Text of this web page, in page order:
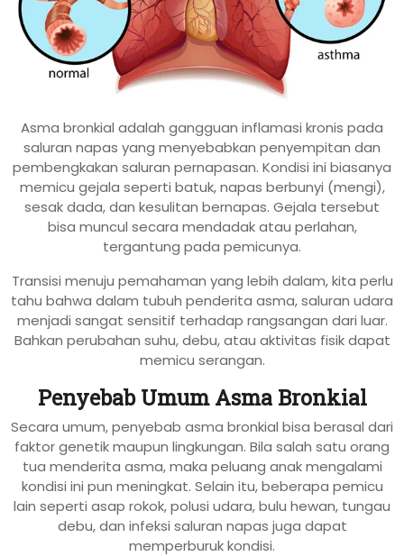
Asma bronkial adalah gangguan inflamasi kronis pada
saluran napas yang menyebabkan penyempitan dan
pembengkakan saluran pernapasan. Kondisi ini biasanya
memicu gejala seperti batuk, napas berbunyi (mengi),
sesak dada, dan kesulitan bernapas. Gejala tersebut
bisa muncul secara mendadak atau perlahan,
tergantung pada pemicunya.
Transisi menuju pemahaman yang lebih dalam, kita perlu
tahu bahwa dalam tubuh penderita asma, saluran udara
menjadi sangat sensitif terhadap rangsangan dari luar.
Bahkan perubahan suhu, debu, atau aktivitas fisik dapat
memicu serangan.
Penyebab Umum Asma Bronkial
Secara umum, penyebab asma bronkial bisa berasal dari
faktor genetik maupun lingkungan. Bila salah satu orang
tua menderita asma, maka peluang anak mengalami
kondisi ini pun meningkat. Selain itu, beberapa pemicu
lain seperti asap rokok, polusi udara, bulu hewan, tungau
debu, dan infeksi saluran napas juga dapat
memperburuk kondisi.